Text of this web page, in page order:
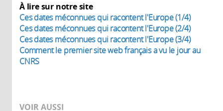
À lire sur notre site
Ces dates méconnues qui racontent l'Europe (1/4)
Ces dates méconnues qui racontent l'Europe (2/4)
Ces dates méconnues qui racontent l'Europe (3/4)
Comment le premier site web français a vu le jour au
CNRS
VOIR AUSSI